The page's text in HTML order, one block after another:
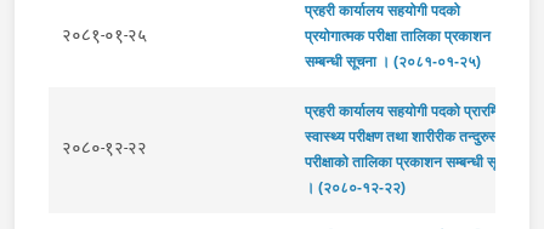
२०८१-०१-२५
प्रहरी कार्यालय सहयोगी पदको
प्रयोगात्मक परीक्षा तालिका प्रकाशन
सम्बन्धी सूचना । (२०८१-०१-२५)
२०८०-१२-२२
प्रहरी कार्यालय सहयोगी पदको प्रारम्भिक
स्वास्थ्य परीक्षण तथा शारीरीक तन्दुरुस्ती
परीक्षाको तालिका प्रकाशन सम्बन्धी सूचना
। (२०८०-१२-२२)